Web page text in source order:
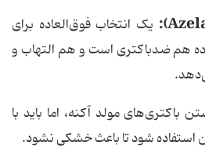
): یک انتخاب فوق‌العاده برای
هم ضدباکتری است و هم التهاب و
باکتری‌های مولد آکنه، اما باید با
استفاده شود تا باعث خشکی نشود.